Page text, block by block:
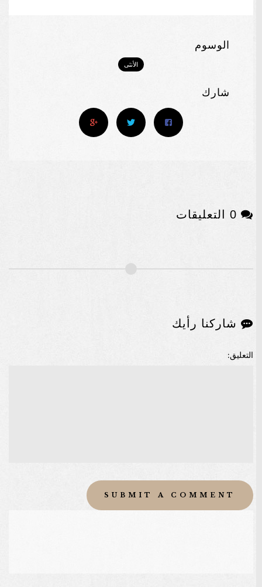
الوسوم
الأنثى
شارك
0 التعليقات
شاركنا رأيك
التعليق: